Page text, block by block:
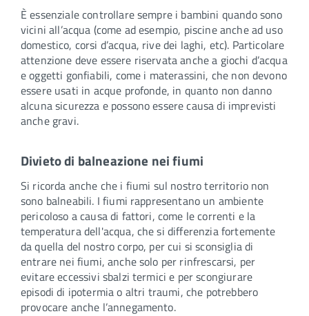
È essenziale controllare sempre i bambini quando sono
vicini all’acqua (come ad esempio, piscine anche ad uso
domestico, corsi d’acqua, rive dei laghi, etc). Particolare
attenzione deve essere riservata anche a giochi d’acqua
e oggetti gonfiabili, come i materassini, che non devono
essere usati in acque profonde, in quanto non danno
alcuna sicurezza e possono essere causa di imprevisti
anche gravi.
Divieto di balneazione nei fiumi
Si ricorda anche che i fiumi sul nostro territorio non
sono balneabili. I fiumi rappresentano un ambiente
pericoloso a causa di fattori, come le correnti e la
temperatura dell'acqua, che si differenzia fortemente
da quella del nostro corpo, per cui si sconsiglia di
entrare nei fiumi, anche solo per rinfrescarsi, per
evitare eccessivi sbalzi termici e per scongiurare
episodi di ipotermia o altri traumi, che potrebbero
provocare anche l’annegamento.